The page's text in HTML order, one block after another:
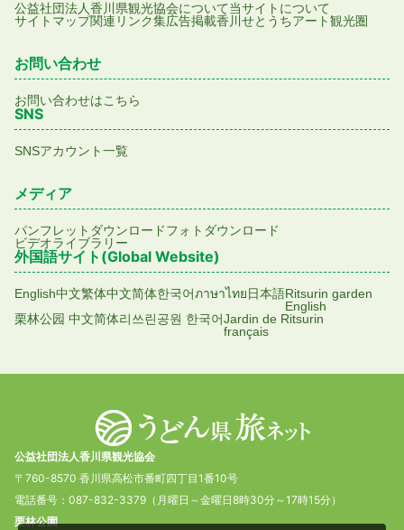
公益社団法人香川県観光協会について当サイトについて
サイトマップ関連リンク集広告掲載香川せとうちアート観光圏
お問い合わせ
お問い合わせはこちら
SNS
SNSアカウント一覧
メディア
パンフレットダウンロードフォトダウンロード
ビデオライブラリー
外国語サイト(Global Website)
English中文繁体中文简体한국어ภาษาไทย日本語Ritsurin garden
English
栗林公园 中文简体리쓰린공원 한국어Jardin de Ritsurin
français
公益社団法人香川県観光協会
〒760-8570 香川県高松市番町四丁目1番10号
電話番号：087-832-3379（月曜日～金曜日8時30分～17時15分）
栗林公園